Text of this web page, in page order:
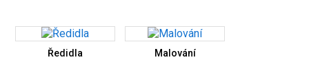
Ředidla Malování